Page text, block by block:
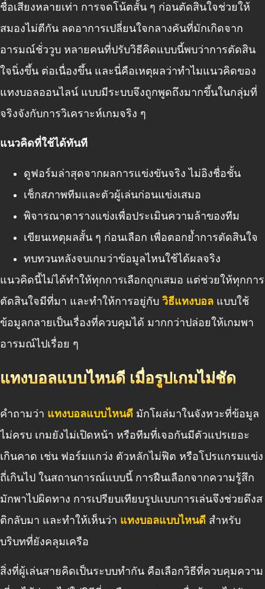
ชื่อเสียงหลายเท่า การจดโน้ตสั้น ๆ ก่อนตัดสินใจช่วยให้
สมองไม่ตีกัน ลดอาการเปลี่ยนใจกลางคันที่มักเกิดจาก
อารมณ์ชั่ววูบ หลายคนที่ปรับวิธีคิดแบบนี้พบว่าการตัดสิน
ใจนิ่งขึ้น ต่อเนื่องขึ้น และนี่คือเหตุผลว่าทำไมแนวคิดของ
แทงบอลออนไลน์ แบบมีระบบจึงถูกพูดถึงมากขึ้นในกลุ่มที่
จริงจังกับการวิเคราะห์เกมจริง ๆ
แนวคิดที่ใช้ได้ทันที
ดูฟอร์มล่าสุดจากผลการแข่งขันจริง ไม่อิงชื่อชั้น
เช็กสภาพทีมและตัวผู้เล่นก่อนแข่งเสมอ
พิจารณาตารางแข่งเพื่อประเมินความล้าของทีม
เขียนเหตุผลสั้น ๆ ก่อนเลือก เพื่อตอกย้ำการตัดสินใจ
ทบทวนหลังจบเกมว่าข้อมูลไหนใช้ได้ผลจริง
แนวคิดนี้ไม่ได้ทำให้ทุกการเลือกถูกเสมอ แต่ช่วยให้ทุกการ
ตัดสินใจมีที่มา และทำให้การอยู่กับ วิธีแทงบอล แบบใช้
ข้อมูลกลายเป็นเรื่องที่ควบคุมได้ มากกว่าปล่อยให้เกมพา
อารมณ์ไปเรื่อย ๆ
แทงบอลแบบไหนดี เมื่อรูปเกมไม่ชัด
คำถามว่า แทงบอลแบบไหนดี มักโผล่มาในจังหวะที่ข้อมูล
ไม่ครบ เกมยังไม่เปิดหน้า หรือทีมที่เจอกันมีตัวแปรเยอะ
เกินคาด เช่น ฟอร์มแกว่ง ตัวหลักไม่ฟิต หรือโปรแกรมแข่ง
ถี่เกินไป ในสถานการณ์แบบนี้ การฝืนเลือกจากความรู้สึก
มักพาไปผิดทาง การเปรียบเทียบรูปแบบการเล่นจึงช่วยดึงส
ติกลับมา และทำให้เห็นว่า แทงบอลแบบไหนดี สำหรับ
บริบทที่ยังคลุมเครือ
สิ่งที่ผู้เล่นสายคิดเป็นระบบทำกัน คือเลือกวิธีที่ควบคุมความ